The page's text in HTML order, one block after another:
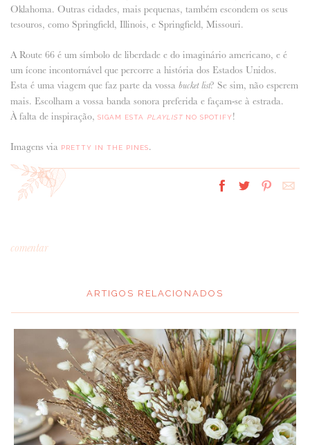
Oklahoma. Outras cidades, mais pequenas, também escondem os seus
tesouros, como Springfield, Illinois, e Springfield, Missouri.
A Route 66 é um símbolo de liberdade e do imaginário americano, e é
um ícone incontornável que percorre a história dos Estados Unidos.
Esta é uma viagem que faz parte da vossa bucket list? Se sim, não esperem
mais. Escolham a vossa banda sonora preferida e façam-se à estrada.
À falta de inspiração, SIGAM ESTA PLAYLISTNO SPOTIFY!
Imagens via PRETTY IN THE PINES.
comentar
NOME*:
ARTIGOS RELACIONADOS